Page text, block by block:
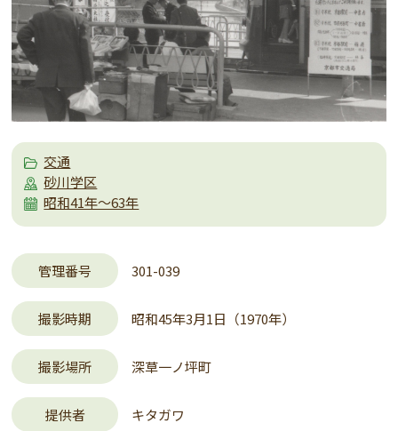
交通
砂川学区
昭和41年～63年
管理番号 301-039
撮影時期 昭和45年3月1日（1970年）
撮影場所 深草一ノ坪町
提供者 キタガワ